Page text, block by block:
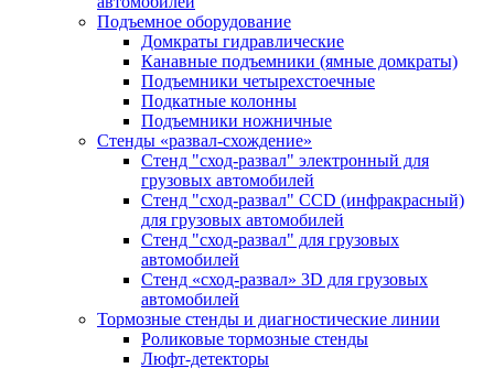
Подъемное оборудование
Домкраты гидравлические
Канавные подъемники (ямные домкраты)
Подъемники четырехстоечные
Подкатные колонны
Подъемники ножничные
Стенды «развал-схождение»
Стенд "сход-развал" электронный для
грузовых автомобилей
Стенд "сход-развал" CCD (инфракрасный)
для грузовых автомобилей
Стенд "сход-развал" для грузовых
автомобилей
Стенд «сход-развал» 3D для грузовых
автомобилей
Тормозные стенды и диагностические линии
Роликовые тормозные стенды
Люфт-детекторы